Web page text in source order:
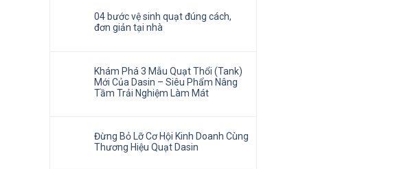
04 bước vệ sinh quạt đúng cách,
đơn giản tại nhà
Khám Phá 3 Mẫu Quạt Thổi (Tank)
Mới Của Dasin – Siêu Phẩm Nâng
Tầm Trải Nghiệm Làm Mát
Đừng Bỏ Lỡ Cơ Hội Kinh Doanh Cùng
Thương Hiệu Quạt Dasin